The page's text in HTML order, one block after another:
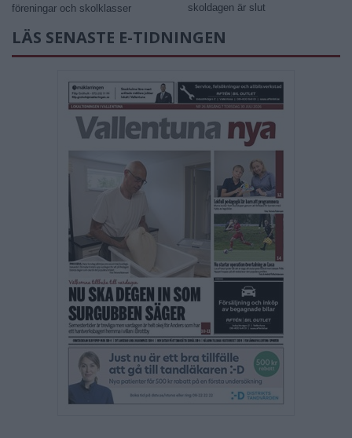
föreningar och skolklasser
skoldagen är slut
LÄS SENASTE E-TIDNINGEN